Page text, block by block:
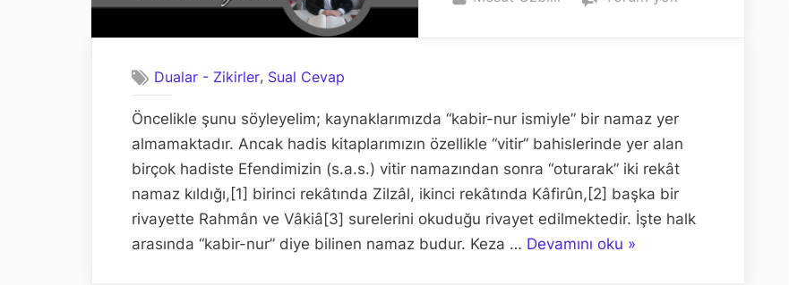
Dualar - Zikirler, Sual Cevap
Öncelikle şunu söyleyelim; kaynaklarımızda “kabir-nur ismiyle” bir namaz yer
almamaktadır. Ancak hadis kitaplarımızın özellikle “vitir” bahislerinde yer alan
birçok hadiste Efendimizin (s.a.s.) vitir namazından sonra “oturarak” iki rekât
namaz kıldığı,[1] birinci rekâtında Zilzâl, ikinci rekâtında Kâfirûn,[2] başka bir
rivayette Rahmân ve Vâkiâ[3] surelerini okuduğu rivayet edilmektedir. İşte halk
arasında “kabir-nur” diye bilinen namaz budur. Keza … Devamını oku “KABİR
»